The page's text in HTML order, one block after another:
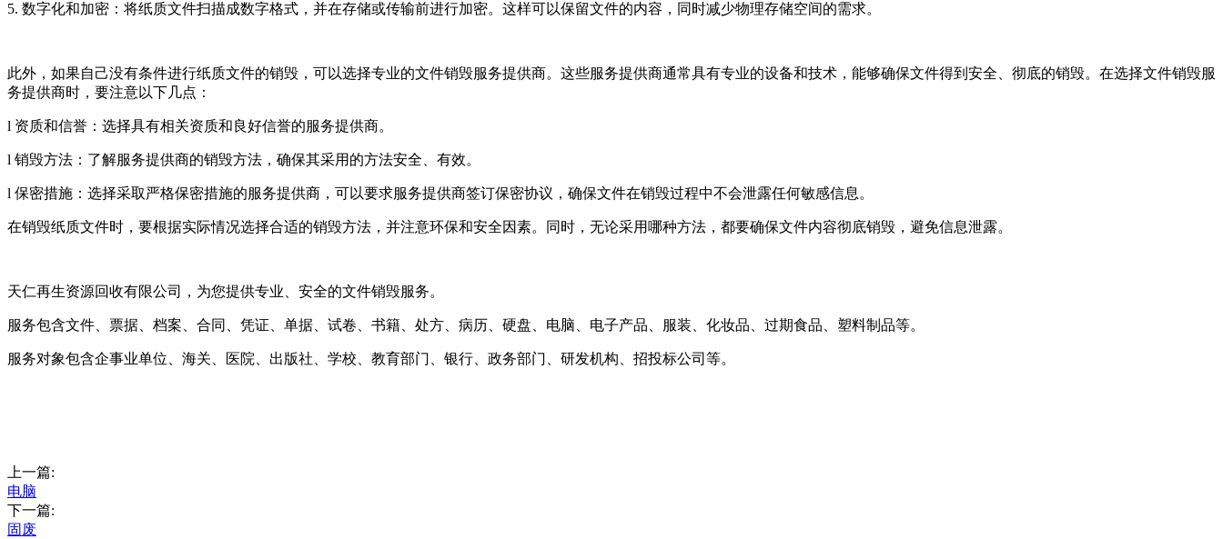
5. 数字化和加密：将纸质文件扫描成数字格式，并在存储或传输前进行加密。这样可以保留文件的内容，同时减少物理存储空间的需求。
此外，如果自己没有条件进行纸质文件的销毁，可以选择专业的文件销毁服务提供商。这些服务提供商通常具有专业的设备和技术，能够确保文件得到安全、彻底的销毁。在选择文件销毁服
务提供商时，要注意以下几点：
l 资质和信誉：选择具有相关资质和良好信誉的服务提供商。
l 销毁方法：了解服务提供商的销毁方法，确保其采用的方法安全、有效。
l 保密措施：选择采取严格保密措施的服务提供商，可以要求服务提供商签订保密协议，确保文件在销毁过程中不会泄露任何敏感信息。
在销毁纸质文件时，要根据实际情况选择合适的销毁方法，并注意环保和安全因素。同时，无论采用哪种方法，都要确保文件内容彻底销毁，避免信息泄露。
天仁再生资源回收有限公司，为您提供专业、安全的文件销毁服务。
服务包含文件、票据、档案、合同、凭证、单据、试卷、书籍、处方、病历、硬盘、电脑、电子产品、服装、化妆品、过期食品、塑料制品等。
服务对象包含企事业单位、海关、医院、出版社、学校、教育部门、银行、政务部门、研发机构、招投标公司等。
上一篇:
电脑
下一篇:
固废